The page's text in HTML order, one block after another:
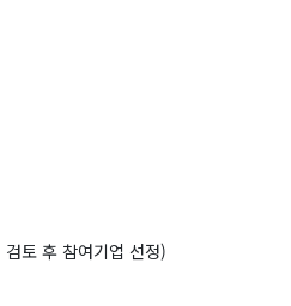
토 후 참여기업 선정)